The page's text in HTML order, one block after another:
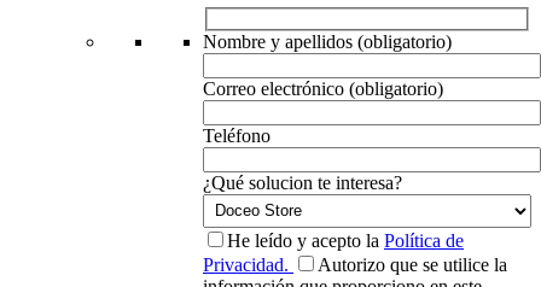
Nombre y apellidos (obligatorio)
Correo electrónico (obligatorio)
Teléfono
¿Qué solucion te interesa?
He leído y acepto la Política de
Privacidad.
Autorizo que se utilice la